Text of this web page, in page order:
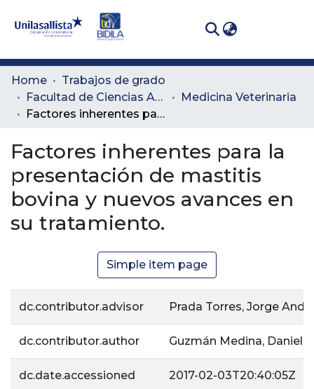
Communities
& Collections
Statistics
Home
Trabajos de grado
Facultad de Ciencias Administrativas y Agropecuarias
Medicina Veterinaria
Factores inherentes para la presentación de mastitis bovina y nuevos avances en su tratamiento.
Factores inherentes para la
presentación de mastitis
bovina y nuevos avances en
su tratamiento.
Simple item page
dc.contributor.advisor Prada Torres, Jorge
dc.contributor.author Guzmán Medina, Daniela
dc.date.accessioned 2017-02-03T20:40:05Z